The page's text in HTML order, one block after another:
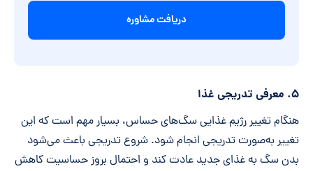
خود
را
۵. معرفی تدریجی غذا
هنگام تغییر رژیم غذایی سگ‌های حساس، بسیار مهم است که این
تغییر به‌صورت تدریجی انجام شود. شروع تدریجی باعث می‌شود
بدن سگ به غذای جدید عادت کند و احتمال بروز حساسیت کاهش